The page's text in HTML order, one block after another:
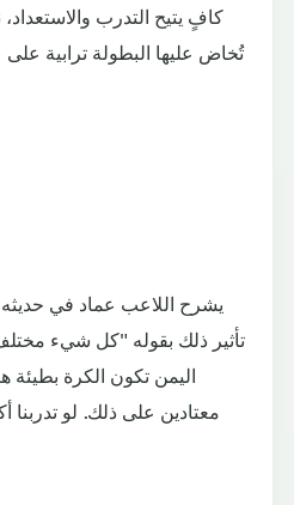
كافٍ يتيح التدرب
تُخاض عليها البطولة ترابية
يشرح اللاعب عماد في حديثه
تأثير ذلك بقوله "كل شيء
اليمن تكون الكرة بطيئة
معتادين على ذلك. لو تدربنا